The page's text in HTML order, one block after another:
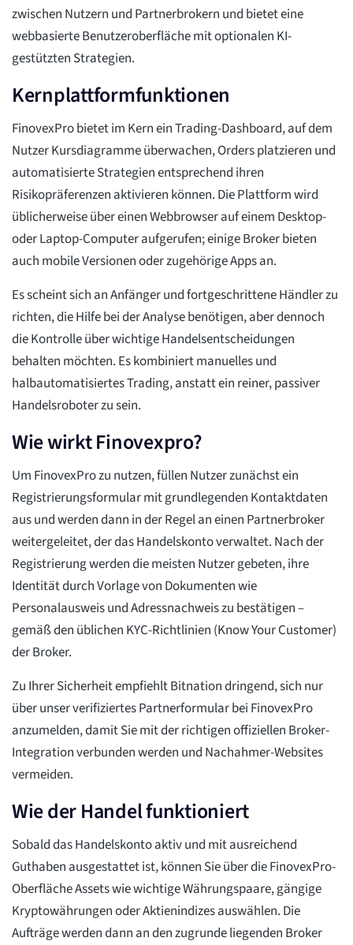
zwischen Nutzern und Partnerbrokern und bietet eine
webbasierte Benutzeroberfläche mit optionalen KI-
gestützten Strategien.
Kernplattformfunktionen
FinovexPro bietet im Kern ein Trading-Dashboard, auf dem
Nutzer Kursdiagramme überwachen, Orders platzieren und
automatisierte Strategien entsprechend ihren
Risikopräferenzen aktivieren können. Die Plattform wird
üblicherweise über einen Webbrowser auf einem Desktop-
oder Laptop-Computer aufgerufen; einige Broker bieten
auch mobile Versionen oder zugehörige Apps an.
Es scheint sich an Anfänger und fortgeschrittene Händler zu
richten, die Hilfe bei der Analyse benötigen, aber dennoch
die Kontrolle über wichtige Handelsentscheidungen
behalten möchten. Es kombiniert manuelles und
halbautomatisiertes Trading, anstatt ein reiner, passiver
Handelsroboter zu sein.
Wie wirkt Finovexpro?
Um FinovexPro zu nutzen, füllen Nutzer zunächst ein
Registrierungsformular mit grundlegenden Kontaktdaten
aus und werden dann in der Regel an einen Partnerbroker
weitergeleitet, der das Handelskonto verwaltet. Nach der
Registrierung werden die meisten Nutzer gebeten, ihre
Identität durch Vorlage von Dokumenten wie
Personalausweis und Adressnachweis zu bestätigen –
gemäß den üblichen KYC-Richtlinien (Know Your Customer)
der Broker.
Zu Ihrer Sicherheit empfiehlt Bitnation dringend, sich nur
über unser verifiziertes Partnerformular bei FinovexPro
anzumelden, damit Sie mit der richtigen offiziellen Broker-
Integration verbunden werden und Nachahmer-Websites
vermeiden.
Wie der Handel funktioniert
Sobald das Handelskonto aktiv und mit ausreichend
Guthaben ausgestattet ist, können Sie über die FinovexPro-
Oberfläche Assets wie wichtige Währungspaare, gängige
Kryptowährungen oder Aktienindizes auswählen. Die
Aufträge werden dann an den zugrunde liegenden Broker